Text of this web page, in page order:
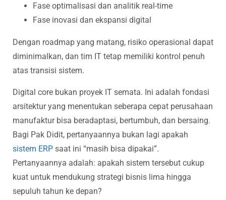
Fase optimalisasi dan analitik real-time
Fase inovasi dan ekspansi digital
Dengan roadmap yang matang, risiko operasional dapat
diminimalkan, dan tim IT tetap memiliki kontrol penuh
atas transisi sistem.
Digital core bukan proyek IT semata. Ini adalah fondasi
arsitektur yang menentukan seberapa cepat perusahaan
manufaktur bisa beradaptasi, bertumbuh, dan bersaing.
Bagi Pak Didit, pertanyaannya bukan lagi apakah
sistem ERP saat ini “masih bisa dipakai”.
Pertanyaannya adalah: apakah sistem tersebut cukup
kuat untuk mendukung strategi bisnis lima hingga
sepuluh tahun ke depan?